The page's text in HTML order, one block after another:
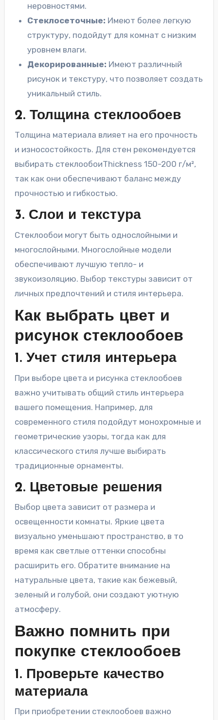
неровностями.
Стеклосеточные: Имеют более легкую
структуру, подойдут для комнат с низким
уровнем влаги.
Декорированные: Имеют различный
рисунок и текстуру, что позволяет создать
уникальный стиль.
2. Толщина стеклообоев
Толщина материала влияет на его прочность
и износостойкость. Для стен рекомендуется
выбирать стеклообоиThickness 150-200 г/м²,
так как они обеспечивают баланс между
прочностью и гибкостью.
3. Слои и текстура
Стеклообои могут быть однослойными и
многослойными. Многослойные модели
обеспечивают лучшую тепло- и
звукоизоляцию. Выбор текстуры зависит от
личных предпочтений и стиля интерьера.
Как выбрать цвет и
рисунок стеклообоев
1. Учет стиля интерьера
При выборе цвета и рисунка стеклообоев
важно учитывать общий стиль интерьера
вашего помещения. Например, для
современного стиля подойдут монохромные и
геометрические узоры, тогда как для
классического стиля лучше выбирать
традиционные орнаменты.
2. Цветовые решения
Выбор цвета зависит от размера и
освещенности комнаты. Яркие цвета
визуально уменьшают пространство, в то
время как светлые оттенки способны
расширить его. Обратите внимание на
натуральные цвета, такие как бежевый,
зеленый и голубой, они создают уютную
атмосферу.
Важно помнить при
покупке стеклообоев
1. Проверьте качество
материала
При приобретении стеклообоев важно